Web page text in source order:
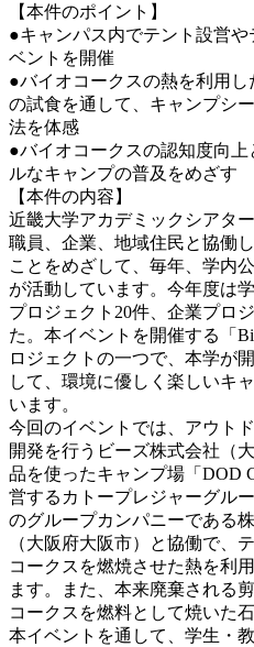
【本件のポイント】
●キャンパス内でテント設営
ベントを開催
●バイオコークスの熱を利用
の試食を通して、キャンプシ
法を体感
●バイオコークスの認知度向
ルなキャンプの普及をめざす
【本件の内容】
近畿大学アカデミックシアタ
職員、企業、地域住民と協働
ことをめざして、毎年、学内
が活動しています。今年度は
プロジェクト20件、企業プロ
た。本イベントを開催する「
ロジェクトの一つで、本学が
して、環境に優しく楽しいキ
います。
今回のイベントでは、アウト
開発を行うビーズ株式会社（
品を使ったキャンプ場「DOD
営するカトープレジャーグル
のグループカンパニーである
（大阪府大阪市）と協働で、
コークスを燃焼させた熱を利
ます。また、本来廃棄される
コークスを燃料として焼いた
本イベントを通して、学生・